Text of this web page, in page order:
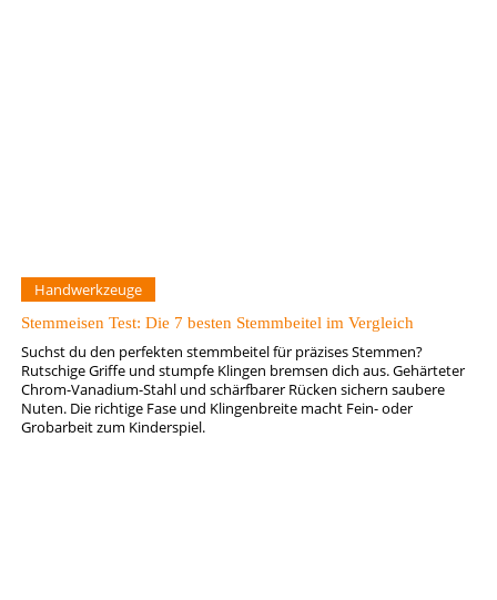
Handwerkzeuge
Stemmeisen Test: Die 7 besten Stemmbeitel im Vergleich
Suchst du den perfekten stemmbeitel für präzises Stemmen?
Rutschige Griffe und stumpfe Klingen bremsen dich aus. Gehärteter
Chrom-Vanadium-Stahl und schärfbarer Rücken sichern saubere
Nuten. Die richtige Fase und Klingenbreite macht Fein- oder
Grobarbeit zum Kinderspiel.